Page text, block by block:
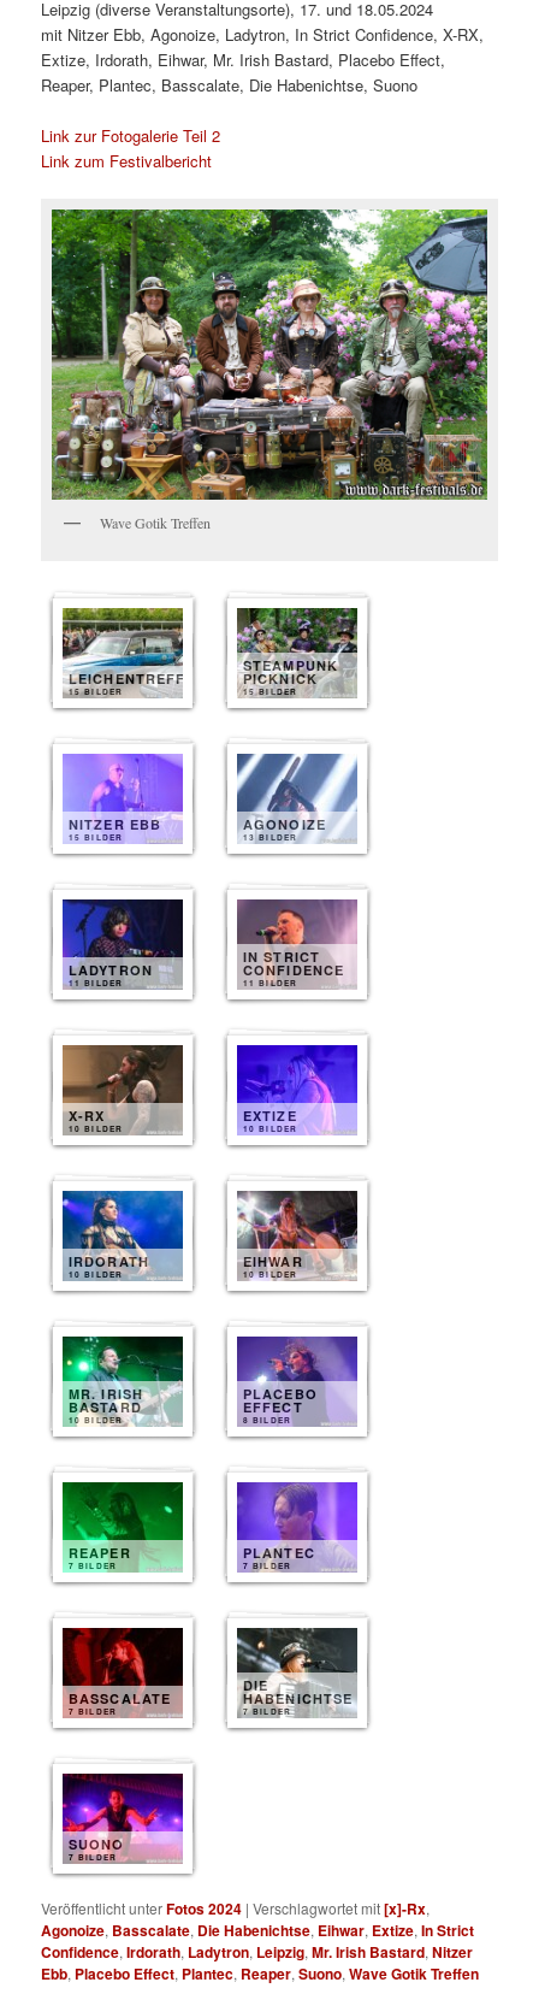
Leipzig (diverse Veranstaltungsorte), 17. und 18.05.2024
mit Nitzer Ebb, Agonoize, Ladytron, In Strict Confidence, X-RX,
Extize, Irdorath, Eihwar, Mr. Irish Bastard, Placebo Effect,
Reaper, Plantec, Basscalate, Die Habenichtse, Suono
Link zur Fotogalerie Teil 2
Link zum Festivalbericht
Wave Gotik Treffen
LEICHENTREFF
15 BILDER
STEAMPUNK
PICKNICK
15 BILDER
NITZER EBB
15 BILDER
AGONOIZE
13 BILDER
LADYTRON
11 BILDER
IN STRICT
CONFIDENCE
11 BILDER
X-RX
10 BILDER
EXTIZE
10 BILDER
IRDORATH
10 BILDER
EIHWAR
10 BILDER
MR. IRISH
BASTARD
10 BILDER
PLACEBO
EFFECT
8 BILDER
REAPER
7 BILDER
PLANTEC
7 BILDER
BASSCALATE
7 BILDER
DIE
HABENICHTSE
7 BILDER
SUONO
7 BILDER
Veröffentlicht unterFotos 2024 |Verschlagwortet mit[x]-Rx,
Agonoize, Basscalate, Die Habenichtse, Eihwar, Extize,In Strict
Confidence,Irdorath, Ladytron, Leipzig,Mr. Irish Bastard,Nitzer
Ebb, Placebo Effect, Plantec, Reaper,Suono,Wave Gotik Treffen